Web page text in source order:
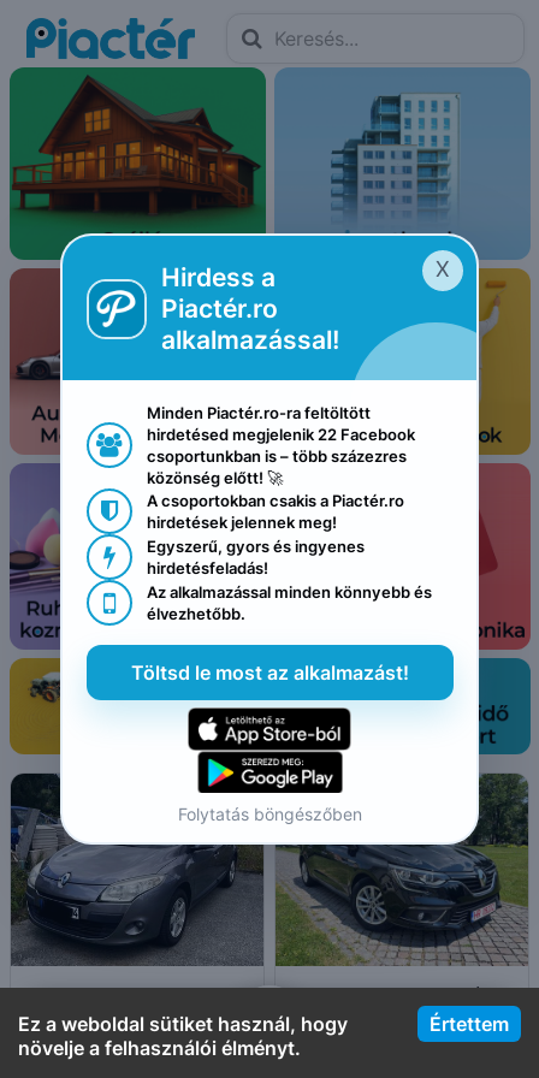
3 599 € • Alkudható
Capalnita,Harghita
8 600 €
• Alkudható
Miercurea Ciuc


Főoldal

Kedvencek Üzenetek

Profil

X
Hirdess a
Piactér.ro
alkalmazással!

Minden Piactér.ro-ra feltöltött
hirdetésed megjelenik 22 Facebook
csoportunkban is – több százezres
közönség előtt! 🚀

A csoportokban csakis a Piactér.ro
hirdetések jelennek meg!

Egyszerű, gyors és ingyenes
hirdetésfeladás!

Az alkalmazással minden könnyebb és
élvezhetőbb.
Töltsd le most az alkalmazást!
Folytatás böngészőben
Ez a weboldal sütiket használ, hogy
növelje a felhasználói élményt.
Értettem